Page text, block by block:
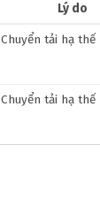
Lý do
Chuyển tải hạ thế
Chuyển tải hạ thế